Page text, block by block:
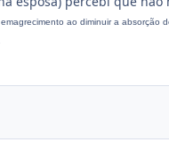
ao diminuir a